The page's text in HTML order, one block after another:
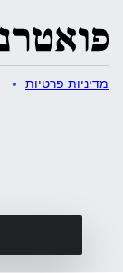
מדיניות פרטיות